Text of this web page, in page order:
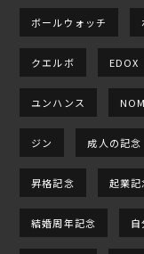
ボールウォッチ
クエルボ EDOX
ユンハンス
ジン 成人の記念
昇格記念 起業記
結婚周年記念